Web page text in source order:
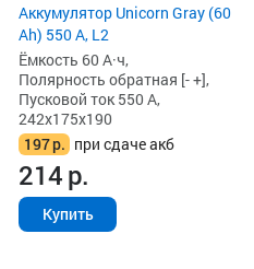
Аккумулятор Unicorn Gray (60
Ah) 550 А, L2
Ёмкость 60 А·ч,
Полярность обратная [- +],
Пусковой ток 550 А,
242x175x190
197р. при сдаче акб
214р.
Купить